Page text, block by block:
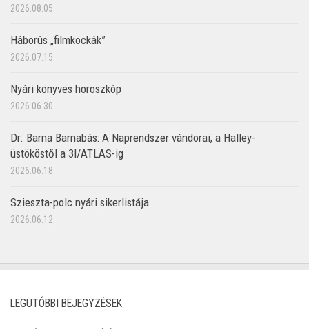
2026.08.05.
Háborús „filmkockák”
2026.07.15.
Nyári könyves horoszkóp
2026.06.30.
Dr. Barna Barnabás: A Naprendszer vándorai, a Halley-
üstököstől a 3I/ATLAS-ig
2026.06.18.
Szieszta-polc nyári sikerlistája
2026.06.12.
LEGUTÓBBI BEJEGYZÉSEK